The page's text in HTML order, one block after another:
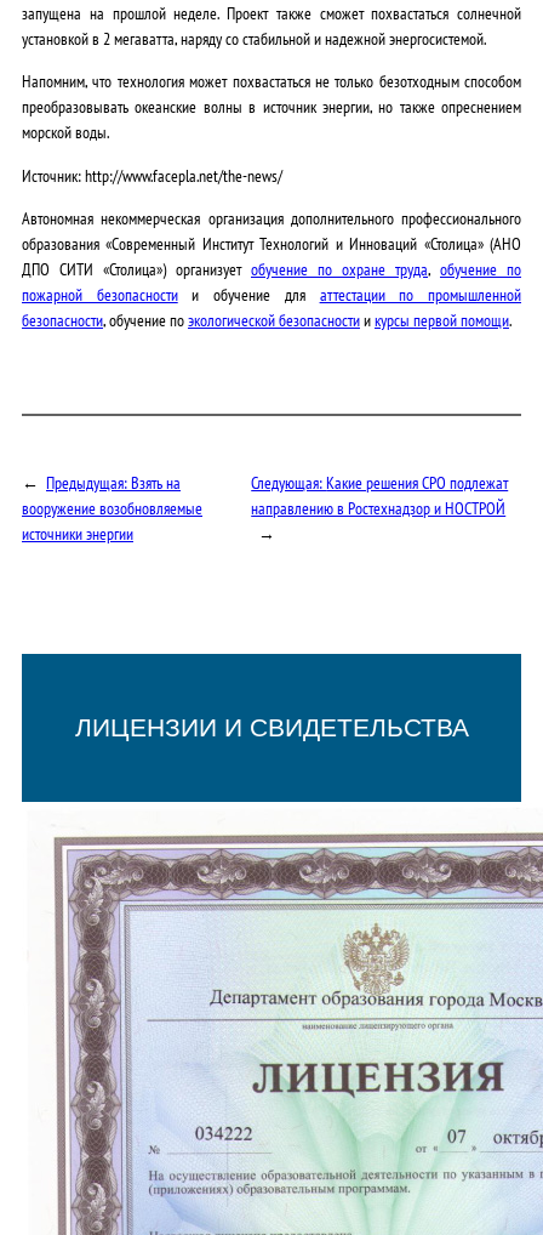
запущена на прошлой неделе. Проект также сможет похвастаться солнечной
установкой в 2 мегаватта, наряду со стабильной и надежной энергосистемой.
Напомним, что технология может похвастаться не только безотходным способом
преобразовывать океанские волны в источник энергии, но также опреснением
морской воды.
Источник: http://www.facepla.net/the-news/
Автономная некоммерческая организация дополнительного профессионального
образования «Современный Институт Технологий и Инноваций «Столица» (АНО
ДПО СИТИ «Столица») организует обучение по охране труда, обучение по
пожарной безопасностии обучение для аттестации по промышленной
безопасности, обучение поэкологической безопасностиикурсы первой помощи.
← Предыдущая:Взять на
вооружение возобновляемые
источники энергии
Следующая:Какие решения СРО подлежат
направлению в Ростехнадзор и НОСТРОЙ
→
ЛИЦЕНЗИИ И СВИДЕТЕЛЬСТВА